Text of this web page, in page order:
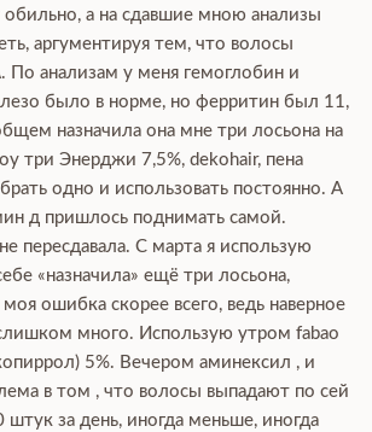
а на сдавшие мною анализы
аргументируя тем, что волосы
По анализам у меня гемоглобин и
было в норме, но ферритин был 11,
назначила она мне три лосьона на
три Энерджи 7,5%, dekohair, пена
одно и использовать постоянно. А
д пришлось поднимать самой.
пересдавала. С марта я использую
«назначила» ещё три лосьона,
ошибка скорее всего, ведь наверное
много. Использую утром fabao
5%. Вечером аминексил , и
в том , что волосы выпадают по сей
за день, иногда меньше, иногда